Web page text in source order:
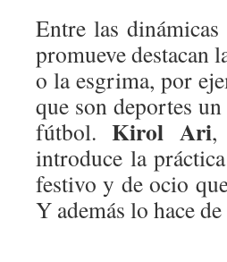
Entre las
promueve destacan
o la esgrima, por
que son deportes
fútbol.Kirol Ari,
introduce la
festivo y de ocio
Y además lo hace